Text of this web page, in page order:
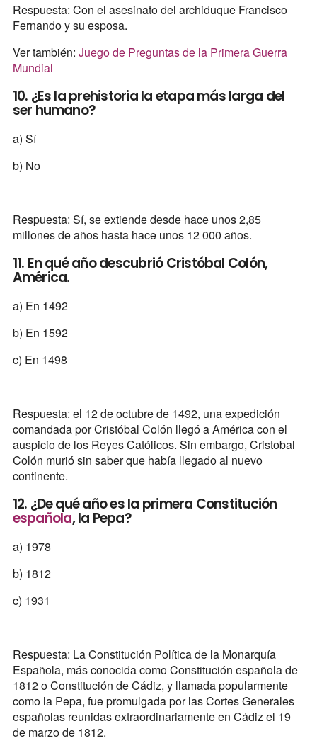
Respuesta: Con el asesinato del archiduque Francisco
Fernando y su esposa.
Ver también: Juego de Preguntas de la Primera Guerra
Mundial
10. ¿Es la prehistoria la etapa más larga del
ser humano?
a) Sí
b) No
Respuesta: Sí, se extiende desde hace unos 2,85
millones de años hasta hace unos 12 000 años.
11. En qué año descubrió Cristóbal Colón,
América.
a) En 1492
b) En 1592
c) En 1498
Respuesta: el 12 de octubre de 1492, una expedición
comandada por Cristóbal Colón llegó a América con el
auspicio de los Reyes Católicos. Sin embargo, Cristobal
Colón murió sin saber que había llegado al nuevo
continente.
12. ¿De qué año es la primera Constitución
española, la Pepa?
a) 1978
b) 1812
c) 1931
Respuesta: La Constitución Política de la Monarquía
Española, más conocida como Constitución española de
1812 o Constitución de Cádiz, y llamada popularmente
como la Pepa, fue promulgada por las Cortes Generales
españolas reunidas extraordinariamente en Cádiz el 19
de marzo de 1812.